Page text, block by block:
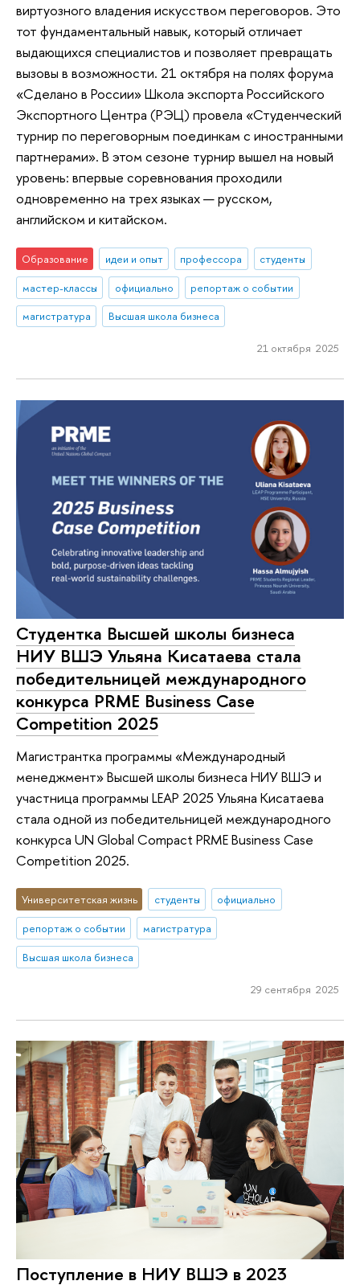
виртуозного владения искусством переговоров. Это
тот фундаментальный навык, который отличает
выдающихся специалистов и позволяет превращать
вызовы в возможности. 21 октября на полях форума
«Сделано в России» Школа экспорта Российского
Экспортного Центра (РЭЦ) провела «Студенческий
турнир по переговорным поединкам с иностранными
партнерами». В этом сезоне турнир вышел на новый
уровень: впервые соревнования проходили
одновременно на трех языках — русском,
английском и китайском.
Образование идеи и опыт профессора
студенты
мастер-классы
официально
репортаж о событии
магистратура
Высшая школа бизнеса
21 октября 2025
Студентка Высшей школы бизнеса
НИУ ВШЭ Ульяна Кисатаева стала
победительницей международного
конкурса PRME Business Case
Competition 2025
Магистрантка программы «Международный
менеджмент» Высшей школы бизнеса НИУ ВШЭ и
участница программы LEAP 2025 Ульяна Кисатаева
стала одной из победительницей международного
конкурса UN Global Compact PRME Business Case
Competition 2025.
Университетская жизнь студенты
официально
репортаж о событии
магистратура
Высшая школа бизнеса
29 сентября 2025
Поступление в НИУ ВШЭ в 2023